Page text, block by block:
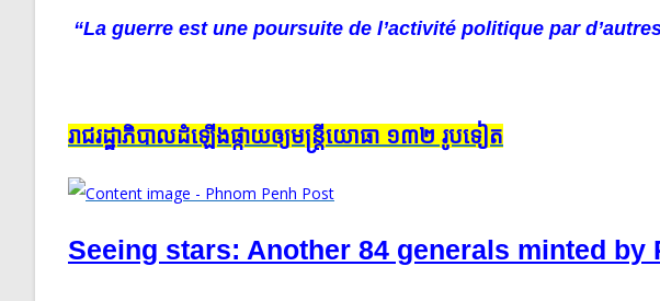
“La guerre est une poursuite de l’activité politique par
រាជរដ្ឋាភិបាល​ដំឡើង​ផ្កាយ​ឲ្យ​មន្ត្រី​យោធា​ ១៣២ ​រូប​​ទៀត
Seeing stars: Another 84 generals minted by